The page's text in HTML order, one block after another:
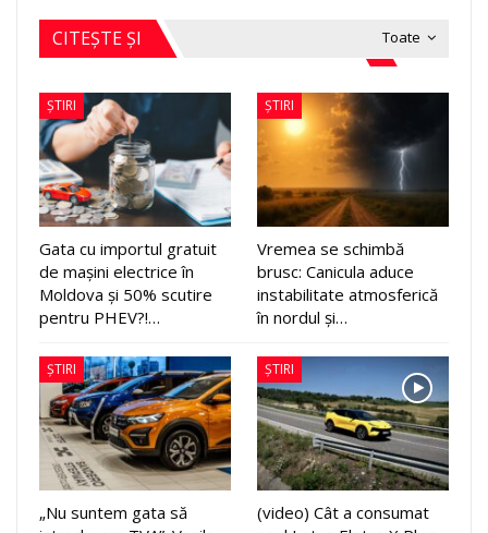
Toate
CITEȘTE ȘI
ȘTIRI
Gata cu importul gratuit
de mașini electrice în
Moldova și 50% scutire
pentru PHEV?!…
ȘTIRI
Vremea se schimbă
brusc: Canicula aduce
instabilitate atmosferică
în nordul și…
ȘTIRI
„Nu suntem gata să
ȘTIRI
(video) Cât a consumat